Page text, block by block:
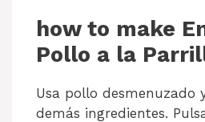
how to make
Pollo a la
Usa pollo desmenuzado
demás ingredientes.